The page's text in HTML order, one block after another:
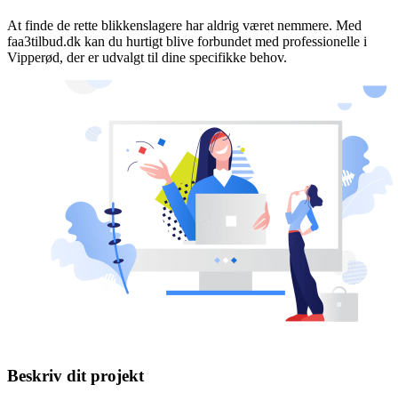
At finde de rette blikkenslagere har aldrig været nemmere. Med
faa3tilbud.dk kan du hurtigt blive forbundet med professionelle i
Vipperød, der er udvalgt til dine specifikke behov.
Beskriv dit projekt